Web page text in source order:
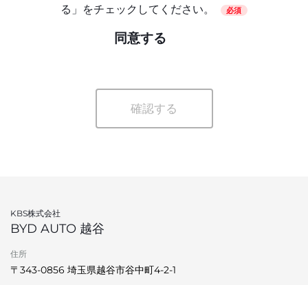
る」をチェックしてください。
必須
同意する
確認する
KBS株式会社
BYD AUTO 越谷
住所
〒343-0856 埼玉県越谷市谷中町4-2-1